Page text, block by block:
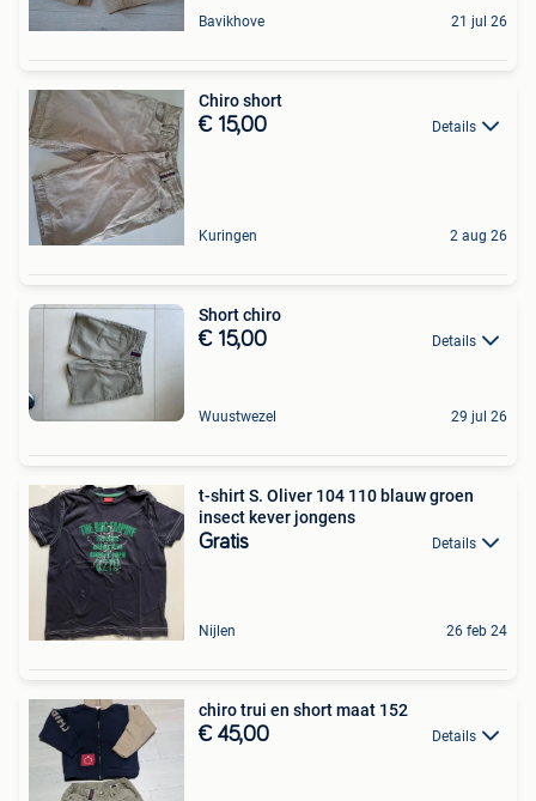
Bavikhove 21 jul 26
Chiro short
€ 15,00 Details
Kuringen 2 aug 26
Short chiro
€ 15,00 Details
Wuustwezel 29 jul 26
t-shirt S. Oliver 104 110 blauw groen
insect kever jongens
Gratis Details
Nijlen 26 feb 24
chiro trui en short maat 152
€ 45,00 Details